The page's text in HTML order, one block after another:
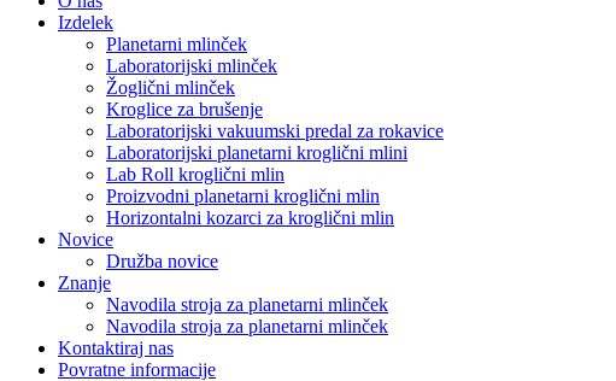
Izdelek
Planetarni mlinček
Laboratorijski mlinček
Žoglični mlinček
Kroglice za brušenje
Laboratorijski vakuumski predal za rokavice
Laboratorijski planetarni kroglični mlini
Lab Roll kroglični mlin
Proizvodni planetarni kroglični mlin
Horizontalni kozarci za kroglični mlin
Novice
Družba novice
Znanje
Navodila stroja za planetarni mlinček
Navodila stroja za planetarni mlinček
Kontaktiraj nas
Povratne informacije